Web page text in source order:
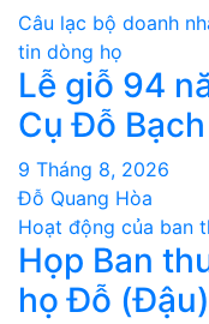
Câu lạc bộ doanh
tin dòng họ
Lễ giỗ 94
Cụ Đỗ
9 Tháng 8, 2026
Đỗ Quang Hòa
Hoạt động của ban
Họp Ban
họ Đỗ